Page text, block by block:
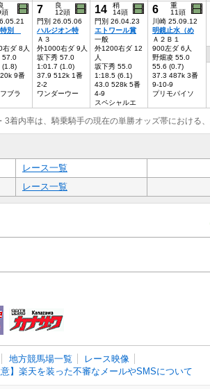
頭
特別
ダ 8人
57.0
(1.8)
9番
ブラ
7
良
12頭
門別 26.05.06
ハルジオン特
Ａ３
外1000右ダ 9人
坂下秀 57.0
1:01.7 (1.0)
37.9 512k 1番
2-2
ワンダーウー
14
稍
14頭
門別 26.04.23
エトワール賞
一般
外1200右ダ 12
人
坂下秀 55.0
1:18.5 (6.1)
43.0 528k 5番
4-9
スペシャルエ
6
重
11頭
川崎 25.09.12
明鏡止水（め
Ａ２Ｂ１
900左ダ 6人
野畑凌 55.0
55.6 (0.7)
37.3 487k 3番
9-10-9
プリモパイソ
着内率は、騎乗騎手の現在の単勝オッズ帯における、
レース一覧
レース一覧
地方競馬場一覧
レース映像
意】楽天を装った不審なメールやSMSについて